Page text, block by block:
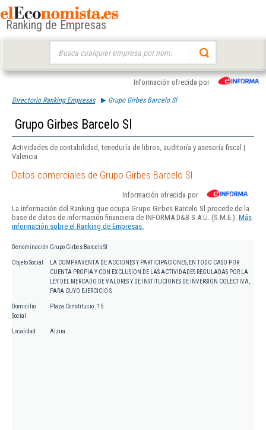
Ranking de Empresas
Información ofrecida por
Directorio Ranking Empresas Grupo Girbes Barcelo Sl
Grupo Girbes Barcelo Sl
Actividades de contabilidad, teneduría de libros, auditoría y asesoría fiscal |
Valencia
Datos comerciales de Grupo Girbes Barcelo Sl
Información ofrecida por
La información del Ranking que ocupa Grupo Girbes Barcelo Sl procede de la
base de datos de información financiera de INFORMA D&B S.A.U. (S.M.E.). Más
información sobre el Ranking de Empresas.
Denominación Grupo Girbes Barcelo Sl
Objeto Social
LA COMPRAVENTA DE ACCIONES Y PARTICIPACIONES, EN TODO CASO POR
CUENTA PROPIA Y CON EXCLUSION DE LAS ACTIVIDADES REGULADAS POR LA
LEY DEL MERCADO DE VALORES Y DE INSTITUCIONES DE INVERSION COLECTIVA,
PARA CUYO EJERCICIO S
Domicilio
Social
Plaza Constitucio , 15
Localidad Alzira